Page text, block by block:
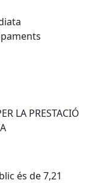
LA PRESTACIÓ
és de 7,21